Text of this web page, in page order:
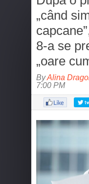
„când
8-a se
„oare
ByAlina
7:00 PM